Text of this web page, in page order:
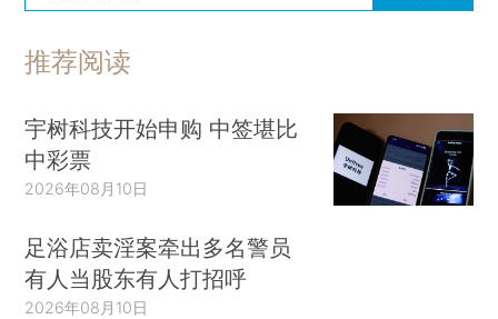
推荐阅读
宇树科技开始申购 中签堪比
中彩票
2026年08月10日
足浴店卖淫案牵出多名警员
有人当股东有人打招呼
2026年08月10日